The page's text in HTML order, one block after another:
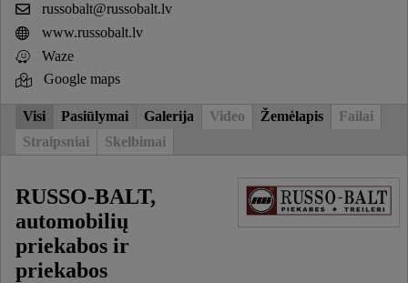
russobalt@russobalt.lv
www.russobalt.lv
Waze
Google maps
Visi Pasiūlymai Galerija Video Žemėlapis
Failai
Straipsniai
Skelbimai
RUSSO-BALT,
automobilių
priekabos ir
priekabos